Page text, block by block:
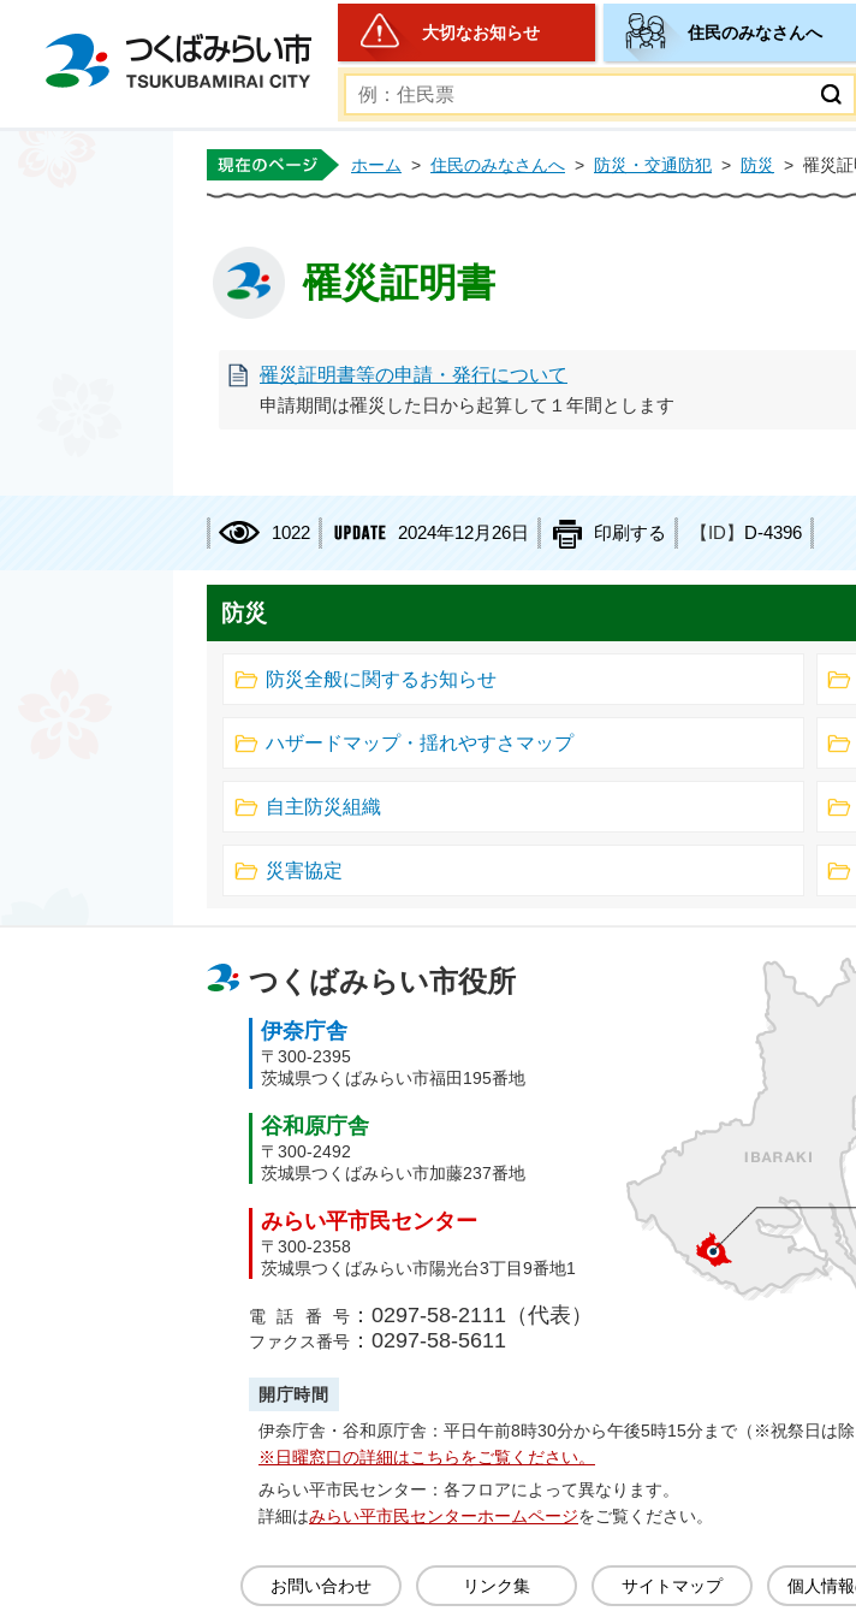
つくばみらい市公式ホームページ
大切なお知らせ 住民のみなさんへ
ホーム > 住民のみなさんへ > 防災・交通防犯 > 防災 > 罹災
罹災証明書
罹災証明書等の申請・発行について
申請期間は罹災した日から起算して１年間とします
1022 2024年12月26日 印刷する 【ID】 D-4396
防災
防災全般に関するお知らせ
ハザードマップ・揺れやすさマップ
自主防災組織
災害協定
つくばみらい市役所
伊奈庁舎
〒300-2395
茨城県つくばみらい市福田195番地
谷和原庁舎
〒300-2492
茨城県つくばみらい市加藤237番地
みらい平市民センター
〒300-2358
茨城県つくばみらい市陽光台3丁目9番地1
電話番号 ：0297-58-2111（代表）
ファクス番号 ：0297-58-5611
開庁時間
伊奈庁舎・谷和原庁舎：平日午前8時30分から午後5時15分まで（※祝祭日は除
※日曜窓口の詳細はこちらをご覧ください。
みらい平市民センター：各フロアによって異なります。
詳細はみらい平市民センターホームページをご覧ください。
お問い合わせ リンク集 サイトマップ 個人情